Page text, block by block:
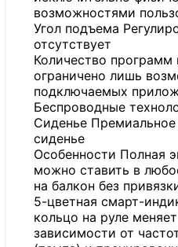
возможностями
Угол подъема
отсутствует
Количество
ограничено лишь
подключаемых
Беспроводные
Сиденье
сиденье
Особенности Полная
можно ставить в
на балкон без
5-цветная смарт-
кольцо на руле
зависимости от